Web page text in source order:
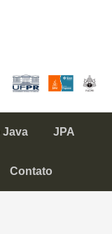
Java JPA
Contato